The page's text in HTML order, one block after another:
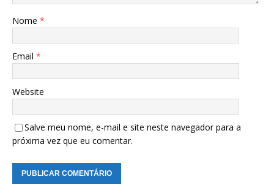
Nome *
Email *
Website
Salve meu nome, e-mail e site neste navegador para a
próxima vez que eu comentar.